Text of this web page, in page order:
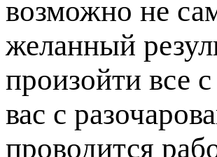
возможно не
желанный
произойти все
вас с
проводится